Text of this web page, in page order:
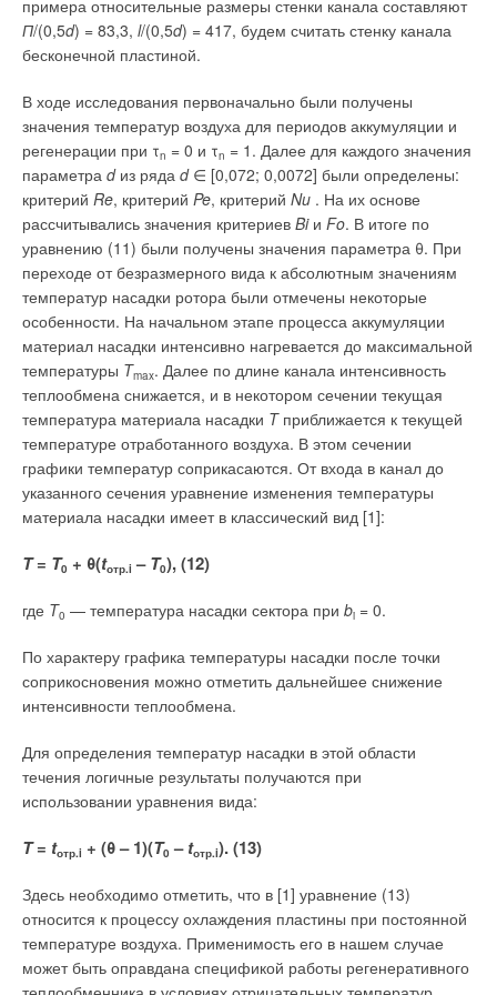
примера относительные размеры стенки канала составляют
П/(0,5d) = 83,3, l/(0,5d) = 417, будем считать стенку канала
бесконечной пластиной.
В ходе исследования первоначально были получены
значения температур воздуха для периодов аккумуляции и
регенерации при τn = 0 и τn = 1. Далее для каждого значения
параметра dиз ряда d∈ [0,072; 0,0072] были определены:
критерий Re, критерий Pe, критерий Nu . На их основе
рассчитывались значения критериев Biи Fo. В итоге по
уравнению (11) были получены значения параметра θ. При
переходе от безразмерного вида к абсолютным значениям
температур насадки ротора были отмечены некоторые
особенности. На начальном этапе процесса аккумуляции
материал насадки интенсивно нагревается до максимальной
температуры Tmax. Далее по длине канала интенсивность
теплообмена снижается, и в некотором сечении текущая
температура материала насадки Tприближается к текущей
температуре отработанного воздуха. В этом сечении
графики температур соприкасаются. От входа в канал до
указанного сечения уравнение изменения температуры
материала насадки имеет в классический вид [1]:
T= T0 + θ(tотр.i –T0), (12)
где T0 — температура насадки сектора при bi = 0.
По характеру графика температуры насадки после точки
соприкосновения можно отметить дальнейшее снижение
интенсивности теплообмена.
Для определения температур насадки в этой области
течения логичные результаты получаются при
использовании уравнения вида:
T= tотр.i + (θ – 1)(T0 –tотр.i). (13)
Здесь необходимо отметить, что в [1] уравнение (13)
относится к процессу охлаждения пластины при постоянной
температуре воздуха. Применимость его в нашем случае
может быть оправдана спецификой работы регенеративного
В частности, в связи со всем изложенным выше, ряд организаций и
специалистов в области вентиляционного оборудования создали
организацию «Ассоциация специалистов в области оборудования
систем вентиляции и кондиционирования». Одной из задач является
это важно и для производителей, и для проектировщиков, и для
монтажников и, главное, для пользователей оборудования.
В.Г.Караджи, ООО «ИННОВЕНТ»
02.09.2015 г.
Комментарий полезен?
11из11пользователей считают этот комментарий полезным
Добавить комментарий
Ваш E-mail *
Текст комментария